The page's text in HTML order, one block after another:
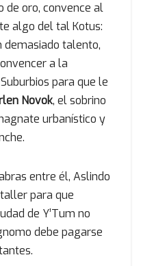
de oro, convence al
algo del tal Kotus:
demasiado talento,
a la
para que le
Novok, el sobrino
urbanístico y
entre él, Aslindo
para que
de Y’Tum no
debe pagarse